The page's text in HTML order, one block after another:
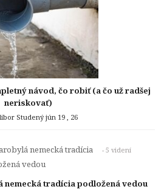
návod, čo robiť (a čo už radšej
neriskovať)
Studenýjún 19 , 26
- 5 videní
nemecká tradícia podložená vedou